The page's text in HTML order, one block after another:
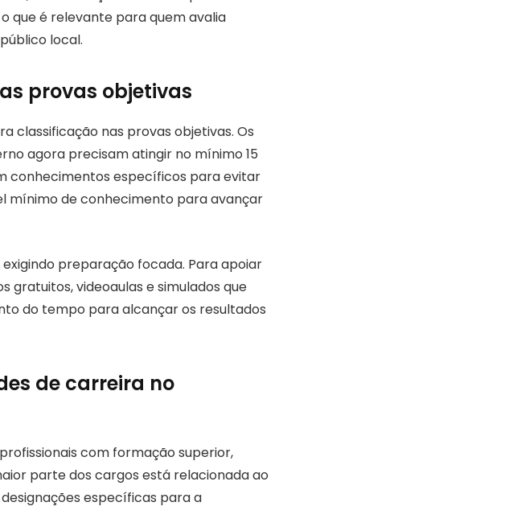
que é relevante para quem avalia
local.
provas objetivas
classificação nas provas objetivas. Os
agora precisam atingir no mínimo 15
conhecimentos específicos para evitar
mínimo de conhecimento para avançar
preparação focada. Para apoiar
gratuitos, videoaulas e simulados que
do tempo para alcançar os resultados
de carreira no
com formação superior,
parte dos cargos está relacionada ao
específicas para a